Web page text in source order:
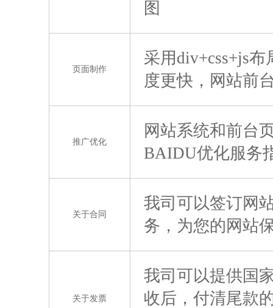
图
页面制作
采用div+css+js
度更快，网站前
推广优化
网站系统和前台
BAIDU优化服务
关于合同
我司可以签订网
务，为您的网站
关于发票
我司可以提供国
收后，付清尾款